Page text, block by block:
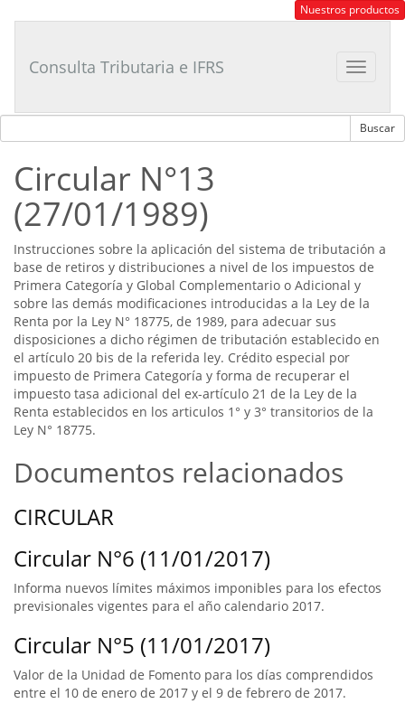
Tributario
Nuestros productos
Toggle
Consulta Tributaria e IFRS
Circular N°13
(27/01/1989)
Instrucciones sobre la aplicación del sistema de tributación a
base de retiros y distribuciones a nivel de los impuestos de
Primera Categoría y Global Complementario o Adicional y
sobre las demás modificaciones introducidas a la Ley de la
Renta por la Ley N° 18775, de 1989, para adecuar sus
disposiciones a dicho régimen de tributación establecido en
el artículo 20 bis de la referida ley. Crédito especial por
impuesto de Primera Categoría y forma de recuperar el
impuesto tasa adicional del ex-artículo 21 de la Ley de la
Renta establecidos en los articulos 1° y 3° transitorios de la
Ley N° 18775.
Documentos relacionados
CIRCULAR
Circular N°6 (11/01/2017)
Informa nuevos límites máximos imponibles para los efectos
previsionales vigentes para el año calendario 2017.
Circular N°5 (11/01/2017)
Valor de la Unidad de Fomento para los días comprendidos
entre el 10 de enero de 2017 y el 9 de febrero de 2017.